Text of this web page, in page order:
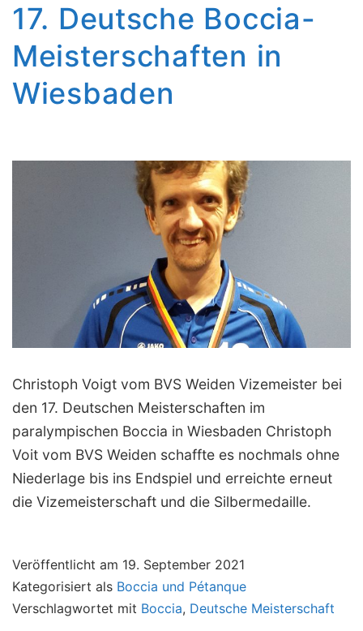
17. Deutsche Boccia-
Meisterschaften in
Wiesbaden
Christoph Voigt vom BVS Weiden Vizemeister bei
den 17. Deutschen Meisterschaften im
paralympischen Boccia in Wiesbaden Christoph
Voit vom BVS Weiden schaffte es nochmals ohne
Niederlage bis ins Endspiel und erreichte erneut
die Vizemeisterschaft und die Silbermedaille.
Veröffentlicht am 19. September 2021
Kategorisiert als Boccia und Pétanque
Verschlagwortet mit Boccia, Deutsche Meisterschaft